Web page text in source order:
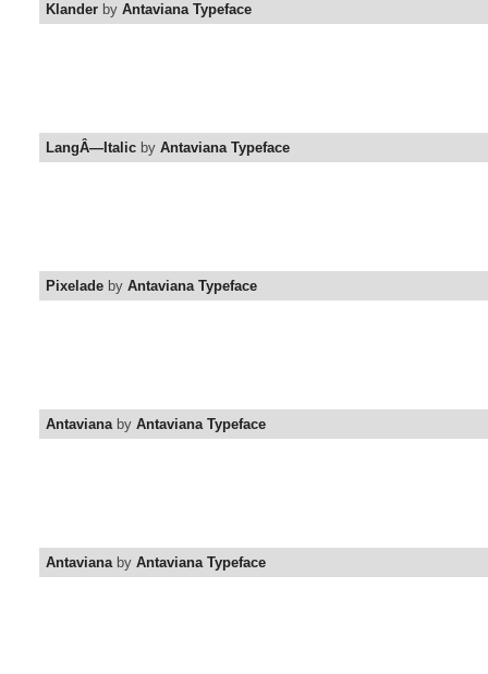
Klander by Antaviana Typeface
LangÂ—Italic by Antaviana Typeface
Pixelade by Antaviana Typeface
Antavianaby Antaviana Typeface
Antavianaby Antaviana Typeface